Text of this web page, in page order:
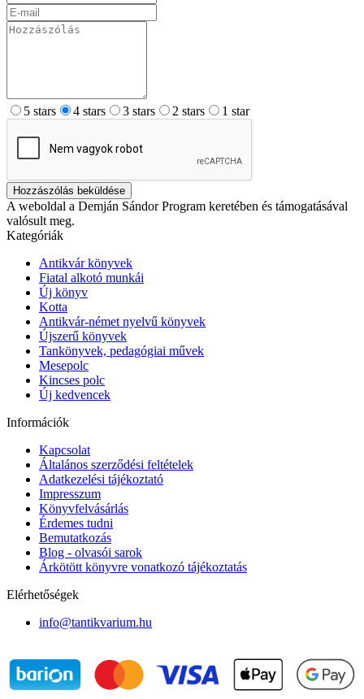
5 stars 4 stars 3 stars 2 stars 1 star
Hozzászólás beküldése
A weboldal a Demján Sándor Program keretében és támogatásával
valósult meg.
Kategóriák
Antikvár könyvek
Fiatal alkotó munkái
Új könyv
Kotta
Antikvár-német nyelvű könyvek
Újszerű könyvek
Tankönyvek, pedagógiai művek
Mesepolc
Kincses polc
Új kedvencek
Információk
Kapcsolat
Általános szerződési feltételek
Adatkezelési tájékoztató
Impresszum
Könyvfelvásárlás
Érdemes tudni
Bemutatkozás
Blog - olvasói sarok
Árkötött könyvre vonatkozó tájékoztatás
Elérhetőségek
info@tantikvarium.hu